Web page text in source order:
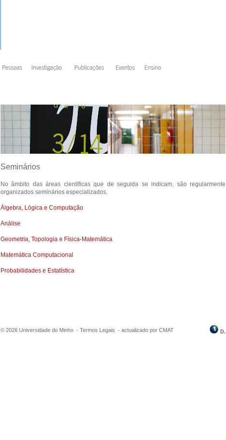
Seminários
No âmbito das áreas científicas que de seguida se indicam, são regularmente
organizados seminários especializados.
Álgebra, Lógica e Computação
Análise
Geometria, Topologia e Física-Matemática
Matemática Computacional
Probabilidades e Estatística
© 2026 Universidade do Minho - Termos Legais - actualizado por CMAT D.